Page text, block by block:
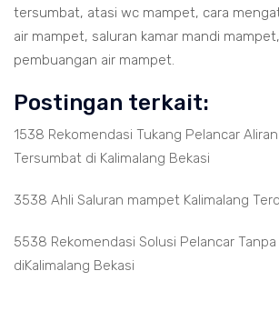
tersumbat, atasi wc mampet, cara
air mampet, saluran kamar mandi
pembuangan air mampet.
Postingan terkait:
1538 Rekomendasi Tukang Pelancar
Tersumbat di Kalimalang Bekasi
3538 Ahli Saluran mampet Kalimalang
5538 Rekomendasi Solusi Pelancar
diKalimalang Bekasi